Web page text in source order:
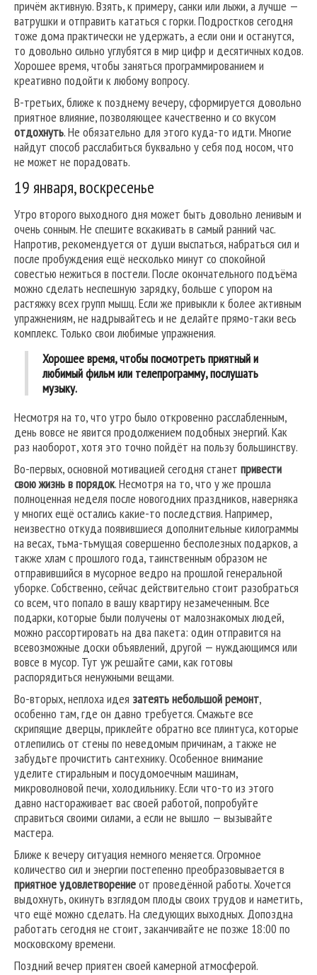
причём активную. Взять, к примеру, санки или лыжи, а лучше —
ватрушки и отправить кататься с горки. Подростков сегодня
тоже дома практически не удержать, а если они и останутся,
то довольно сильно углубятся в мир цифр и десятичных кодов.
Хорошее время, чтобы заняться программированием и
креативно подойти к любому вопросу.
В-третьих, ближе к позднему вечеру, сформируется довольно
приятное влияние, позволяющее качественно и со вкусом
отдохнуть. Не обязательно для этого куда-то идти. Многие
найдут способ расслабиться буквально у себя под носом, что
не может не порадовать.
19 января, воскресенье
Утро второго выходного дня может быть довольно ленивым и
очень сонным. Не спешите вскакивать в самый ранний час.
Напротив, рекомендуется от души выспаться, набраться сил и
после пробуждения ещё несколько минут со спокойной
совестью нежиться в постели. После окончательного подъёма
можно сделать неспешную зарядку, больше с упором на
растяжку всех групп мышц. Если же привыкли к более активным
упражнениям, не надрывайтесь и не делайте прямо-таки весь
комплекс. Только свои любимые упражнения.
Хорошее время, чтобы посмотреть приятный и
любимый фильм или телепрограмму, послушать
музыку.
Несмотря на то, что утро было откровенно расслабленным,
день вовсе не явится продолжением подобных энергий. Как
раз наоборот, хотя это точно пойдёт на пользу большинству.
Во-первых, основной мотивацией сегодня станет привести
свою жизнь в порядок. Несмотря на то, что у же прошла
полноценная неделя после новогодних праздников, наверняка
у многих ещё остались какие-то последствия. Например,
неизвестно откуда появившиеся дополнительные килограммы
на весах, тьма-тьмущая совершенно бесполезных подарков, а
также хлам с прошлого года, таинственным образом не
отправившийся в мусорное ведро на прошлой генеральной
уборке. Собственно, сейчас действительно стоит разобраться
со всем, что попало в вашу квартиру незамеченным. Все
подарки, которые были получены от малознакомых людей,
можно рассортировать на два пакета: один отправится на
всевозможные доски объявлений, другой — нуждающимся или
вовсе в мусор. Тут уж решайте сами, как готовы
распорядиться ненужными вещами.
Во-вторых, неплоха идея затеять небольшой ремонт,
особенно там, где он давно требуется. Смажьте все
скрипящие дверцы, приклейте обратно все плинтуса, которые
отлепились от стены по неведомым причинам, а также не
забудьте прочистить сантехнику. Особенное внимание
уделите стиральным и посудомоечным машинам,
микроволновой печи, холодильнику. Если что-то из этого
давно настораживает вас своей работой, попробуйте
справиться своими силами, а если не вышло — вызывайте
мастера.
Ближе к вечеру ситуация немного меняется. Огромное
количество сил и энергии постепенно преобразовывается в
приятное удовлетворениеот проведённой работы. Хочется
выдохнуть, окинуть взглядом плоды своих трудов и наметить,
что ещё можно сделать. На следующих выходных. Допоздна
работать сегодня не стоит, заканчивайте не позже 18:00 по
московскому времени.
Поздний вечер приятен своей камерной атмосферой.